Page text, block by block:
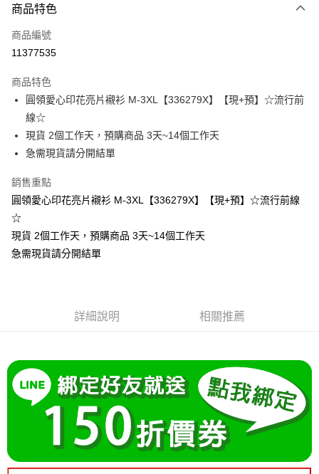
信用卡一次付款
超商取貨付款
Apple Pay
街口支付
悠遊付
Google Pay
全支付
大哥付你分期
2.付款方式選擇「大哥付你分期」，訂單成立後會自動跳轉到大哥付的交易
4.訂單成立30分鐘內，如未前往確認交易或遇審核未通過，訂單將自動取
消。如遇「轉專審核」未通過狀況，表示未達大哥付你分期系統評分，恕無
法說明評估內容。
【繳款方式說明】
1.分期款項不併入電信帳單，「大哥付你分期」於每月結算日後寄送繳費提
2.透過簡訊連結打開帳單後，可選擇「超商條碼／台灣大直營門市／銀行轉
帳／街口支付／iPASS MONEY」等通路繳費。
１．簡單：不需註冊會員、不需綁卡、不需儲值。
２．便利：只要手機號碼，簡訊認證，即可結帳。
３．安心：先確認商品／服務後，再付款。
【「AFTEE先享後付」結帳流程】
１．於結帳方式選擇「AFTEE先享後付」後，將跳轉至「AFTEE先享後付」
結帳頁面，進行簡訊認證並確認金額後，即可完成結帳。
２．訂單成立數日內，您將收到繳費通知簡訊。
相關說明
「Hami Point」為中華電信所提供之點數服務，可於會員專區綁定中華電信
會員帳號後，即可在購物車使用 Hami Point 折抵消費金額 (1點等於1元)。
ATM付款
運送方式
全家付款取貨
每筆NT$80，滿NT$699(含以上)免運費
商品特色
商品編號
11377535
商品特色
圓領愛心印花亮片襯衫 M-3XL【336279X】【現+預】☆流行前
線☆
現貨 2個工作天，預購商品 3天~14個工作天
急需現貨請分開結單
銷售重點
圓領愛心印花亮片襯衫 M-3XL【336279X】【現+預】☆流行前線
☆
現貨 2個工作天，預購商品 3天~14個工作天
急需現貨請分開結單
詳細說明 相關推薦